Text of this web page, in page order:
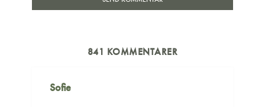
841 KOMMENTARER
Sofie